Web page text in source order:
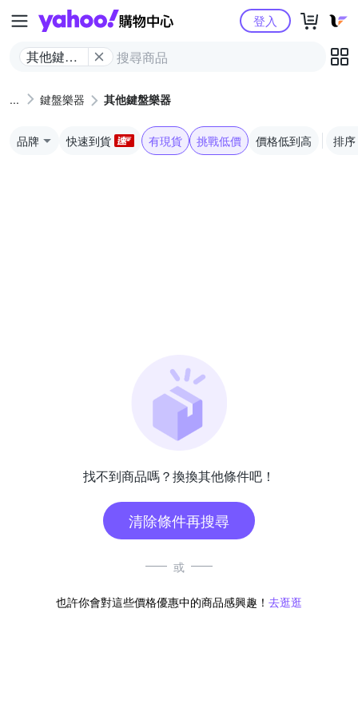
Yahoo購物中心
其他鍵盤
登入
鍵盤樂器 其他鍵盤樂器
品牌 快速到貨 有現貨 挑戰低價 價格低到高 排序
找不到商品嗎？換換其他條件吧！
清除條件再搜尋
或
也許你會對這些價格優惠中的商品感興趣！ 去逛逛